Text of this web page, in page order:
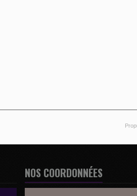
NOS COORDONNÉES